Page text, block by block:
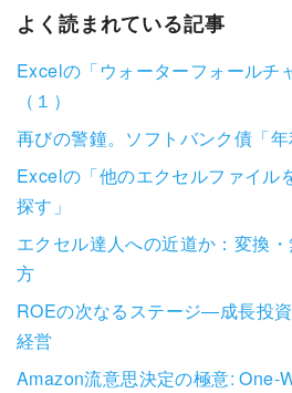
よく読まれている記事
Excelの「ウォーターフォールチ
（１）
再びの警鐘。ソフトバンク債「
Excelの「他のエクセルファイル
探す」
エクセル達人への近道か：変換
方
ROEの次なるステージ―成長投
経営
Amazon流意思決定の極意: One-